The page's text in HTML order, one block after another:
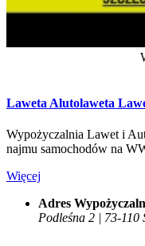
Laweta Alutolaweta
Wypożyczalnia Lawet i
najmu samochodów na
Więcej
Adres
Podleśna 2 | 73-110